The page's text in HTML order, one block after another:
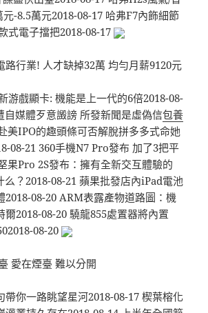
-8.5萬元2018-08-17 哈弗F7內飾細節
式電子擋把2018-08-17
路行業! 人才缺掉32萬 均勻月薪9120元
游戲顯卡: 機能是上一代的6倍2018-08-
媒體歹意譭謗 所發新聞是虛偽信包養
美IPO的趣頭條可否解脫拼多多式命她
08-21 360手機N7 Pro發布 加了3把平
果Pro 2S發布：擁有全新交互體驗的
么？2018-08-21 蘋果批發店內iPad電池
2018-08-20 ARM表露產物道路圖：機
爾2018-08-20 驍龍855處置器將內置
08-20
愛在煙臺 難以分開
帶你一路眺望星河2018-08-17 楔葉榕化